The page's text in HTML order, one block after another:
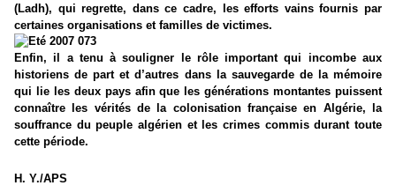
(Ladh), qui regrette, dans ce cadre, les efforts vains fournis par
certaines organisations et familles de victimes.
Enfin, il a tenu à souligner le rôle important qui incombe aux
historiens de part et d’autres dans la sauvegarde de la mémoire
qui lie les deux pays afin que les générations montantes puissent
connaître les vérités de la colonisation française en Algérie, la
souffrance du peuple algérien et les crimes commis durant toute
cette période.
H. Y./APS